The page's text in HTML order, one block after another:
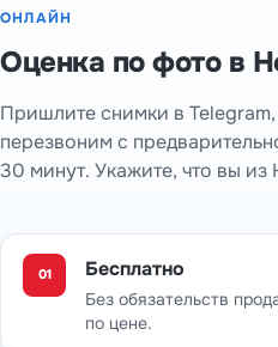
ОНЛАЙН
Оценка по фото в
Пришлите снимки в
перезвоним с
30 минут. Укажите, что вы из
01 Бесплатно
Без обязательств
по цене.